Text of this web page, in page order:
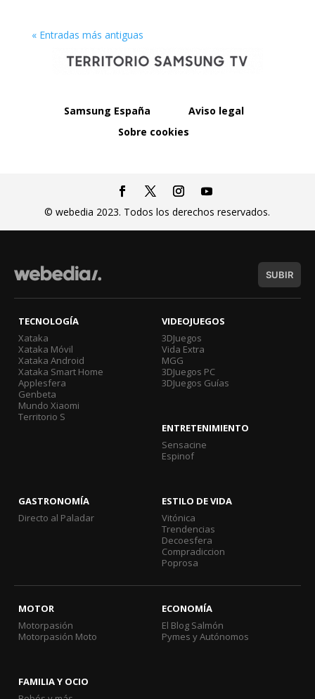
« Entradas más antiguas
Samsung España
Aviso legal
Sobre cookies
© webedia 2023. Todos los derechos reservados.
SUBIR
TECNOLOGÍA
Xataka
Xataka Móvil
Xataka Android
Xataka Smart Home
Applesfera
Genbeta
Mundo Xiaomi
Territorio S
VIDEOJUEGOS
3DJuegos
Vida Extra
MGG
3DJuegos PC
3DJuegos Guías
ENTRETENIMIENTO
Sensacine
Espinof
GASTRONOMÍA
Directo al Paladar
ESTILO DE VIDA
Vitónica
Trendencias
Decoesfera
Compradiccion
Poprosa
MOTOR
Motorpasión
Motorpasión Moto
ECONOMÍA
El Blog Salmón
Pymes y Autónomos
FAMILIA Y OCIO